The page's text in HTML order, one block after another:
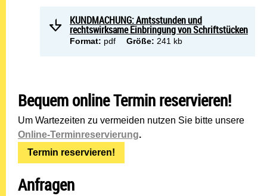
KUNDMACHUNG: Amtsstunden und
rechtswirksame Einbringung von Schriftstücken
Format: pdf Größe: 241 kb
Bequem online Termin reservieren!
Um Wartezeiten zu vermeiden nutzen Sie bitte unsere
Online-Terminreservierung.
Termin reservieren!
Anfragen